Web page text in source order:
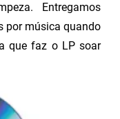
Entregamos
por música quando
que faz o LP soar